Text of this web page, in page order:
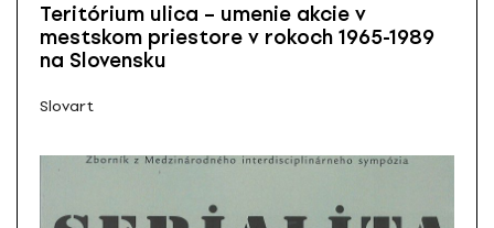
Teritórium ulica – umenie akcie v
mestskom priestore v rokoch 1965-1989
na Slovensku
Slovart